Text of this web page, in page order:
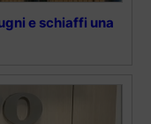
e schiaffi una